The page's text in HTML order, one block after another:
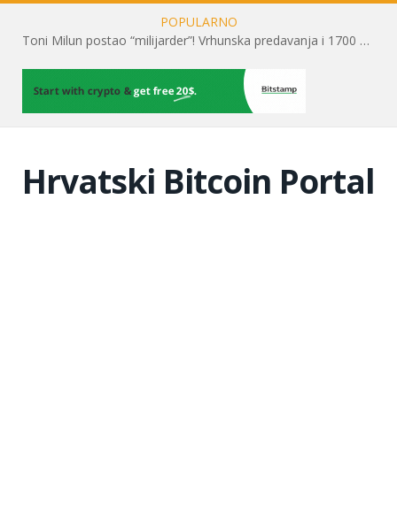
POPULARNO
Toni Milun postao “milijarder”! Vrhunska predavanja i 1700 posjetitelja obilježili su mjesec financijske pismenosti
Hrvatski Bitcoin Portal